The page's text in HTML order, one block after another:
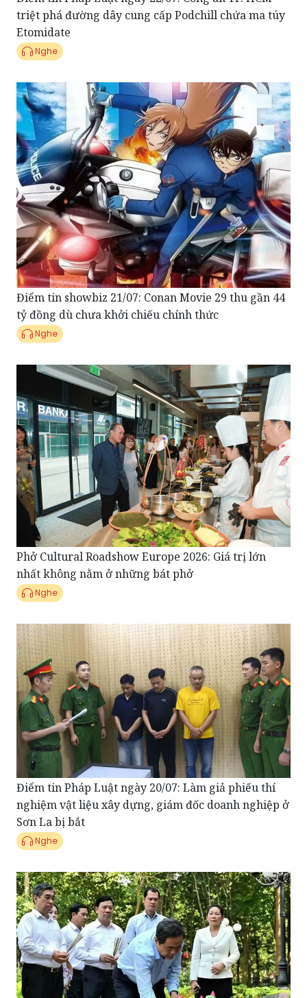
triệt phá đường dây cung cấp Podchill chứa ma túy
Etomidate
Nghe
Điểm tin showbiz 21/07: Conan Movie 29 thu gần 44
tỷ đồng dù chưa khởi chiếu chính thức
Nghe
Phở Cultural Roadshow Europe 2026: Giá trị lớn
nhất không nằm ở những bát phở
Nghe
Điểm tin Pháp Luật ngày 20/07: Làm giả phiếu thí
nghiệm vật liệu xây dựng, giám đốc doanh nghiệp ở
Sơn La bị bắt
Nghe